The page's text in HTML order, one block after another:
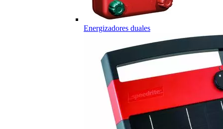
Energizadores duales